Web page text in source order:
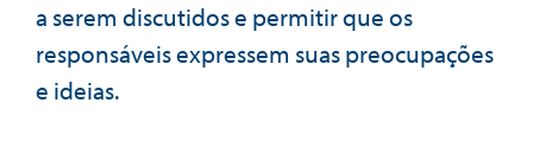
a serem discutidos e permitir que os
responsáveis expressem suas preocupações
e ideias.